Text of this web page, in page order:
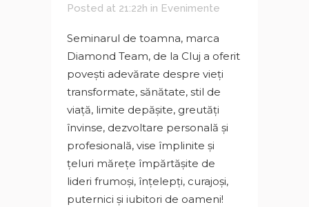
Posted at 21:22h in Evenimente
Seminarul de toamna, marca
Diamond Team, de la Cluj a oferit
poveşti adevărate despre vieţi
transformate, sănătate, stil de
viaţă, limite depăşite, greutăţi
învinse, dezvoltare personală şi
profesională, vise împlinite şi
ţeluri măreţe împărtăşite de
lideri frumoşi, înţelepţi, curajoşi,
puternici şi iubitori de oameni!